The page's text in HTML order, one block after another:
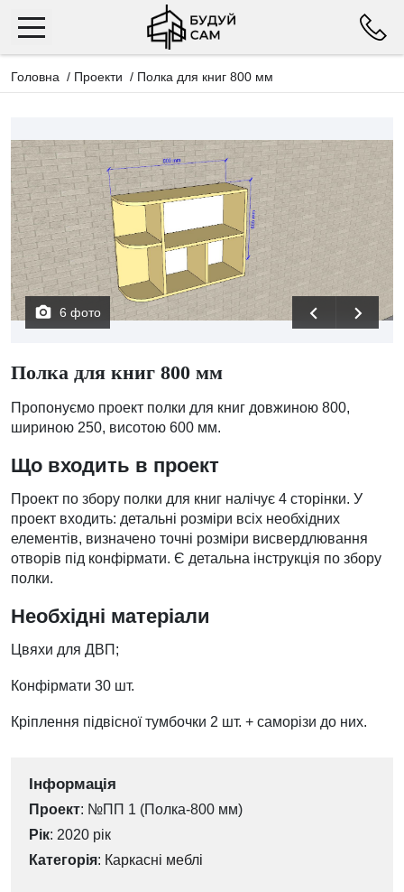
Головна / Проекти / Полка для книг 800 мм
6 фото
Полка для книг 800 мм
Пропонуємо проект полки для книг довжиною 800,
шириною 250, висотою 600 мм.
Що входить в проект
Проект по збору полки для книг налічує 4 сторінки. У
проект входить: детальні розміри всіх необхідних
елементів, визначено точні розміри висвердлювання
отворів під конфірмати. Є детальна інструкція по збору
полки.
Необхідні матеріали
Цвяхи для ДВП;
Конфірмати 30 шт.
Кріплення підвісної тумбочки 2 шт. + саморізи до них.
Інформація
Проект: №ПП 1 (Полка-800 мм)
Рік: 2020 рік
Категорія: Каркасні меблі